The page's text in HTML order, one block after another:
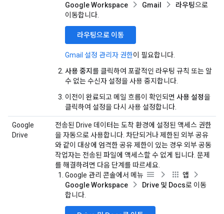
Google Workspace
Gmail 라우팅으로
이동합니다.
라우팅으로 이동
Gmail 설정 관리자 권한이 필요합니다.
사용 중지 를 클릭하여 포괄적인 라우팅 규칙 또는 알
수 없는 수신자 설정을 사용 중지합니다.
이전이 완료되고 메일 흐름이 확인되면 사용 설정을
클릭하여 설정을 다시 사용 설정합니다.
Google
Drive
전송된 Drive 데이터는 도착 환경에 설정된 액세스 권한
을 자동으로 사용합니다. 차단되거나 제한된 외부 공유
와 같이 대상에 엄격한 공유 제한이 있는 경우 외부 공동
작업자는 전송된 파일에 액세스할 수 없게 됩니다. 문제
를 해결하려면 다음 단계를 따르세요.
Google 관리 콘솔에서 메뉴
앱
Google Workspace
Drive 및 Docs로 이동
합니다.